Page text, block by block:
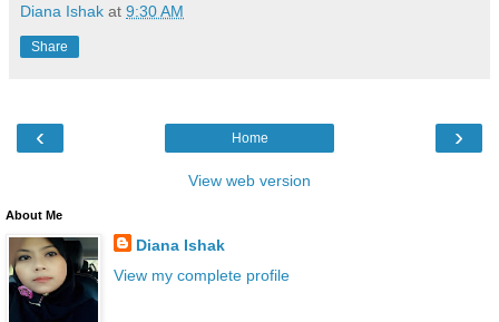
Diana Ishak at 9:30 AM
Share
‹ ›
Home
View web version
About Me
Diana Ishak
View my complete profile